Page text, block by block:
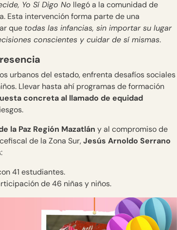
Yo Sí Digo No llegó a la comunidad de
Esta intervención forma parte de una
que todas las infancias, sin importar su lugar
conscientes y cuidar de sí mismas.
urbanos del estado, enfrenta desafíos sociales
Llevar hasta ahí programas de formación
concreta al llamado de equidad
la Paz Región Mazatlán y al compromiso de
de la Zona Sur,Jesús Arnoldo Serrano
41 estudiantes.
de 46 niñas y niños.